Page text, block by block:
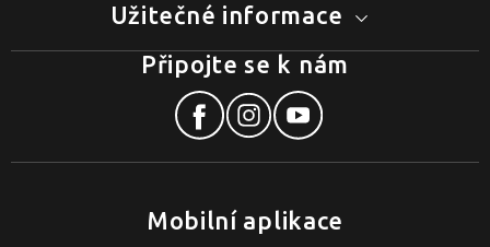
Užitečné informace
Mobilní aplikace
Připojte se k nám